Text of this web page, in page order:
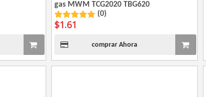
gas MWM TCG2020 TBG620
(0)
$1.61
comprar Ahora